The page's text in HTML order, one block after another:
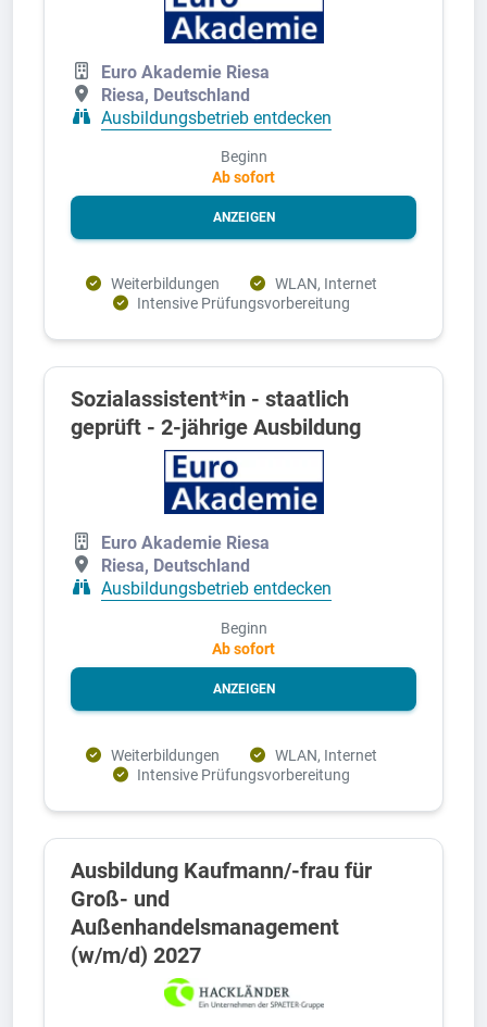
Euro Akademie Riesa
Riesa, Deutschland
Ausbildungsbetrieb entdecken
Beginn
Ab sofort
ANZEIGEN
Weiterbildungen
WLAN, Internet
Intensive Prüfungsvorbereitung
Sozialassistent*in - staatlich
geprüft - 2-jährige Ausbildung
Euro Akademie Riesa
Riesa, Deutschland
Ausbildungsbetrieb entdecken
Beginn
Ab sofort
ANZEIGEN
Weiterbildungen
WLAN, Internet
Intensive Prüfungsvorbereitung
Ausbildung Kaufmann/-frau für
Groß- und
Außenhandelsmanagement
(w/m/d) 2027